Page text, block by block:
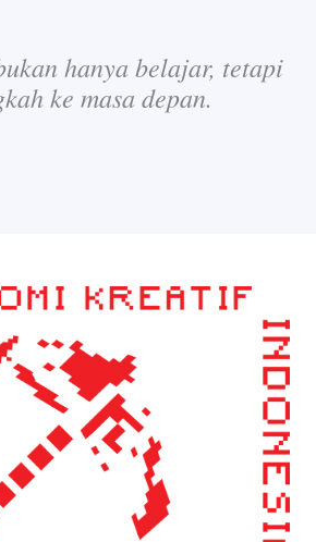
hanya belajar, tetapi
ke masa depan.